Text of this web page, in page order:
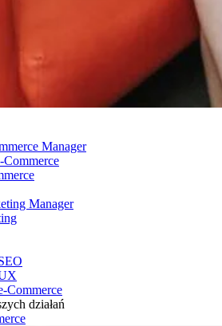
Manager
Manager
Commerce
działań